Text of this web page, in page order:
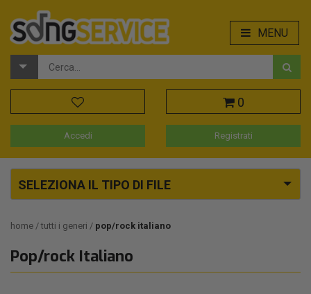
MENU
0
Accedi Registrati
SELEZIONA IL TIPO DI FILE
home tutti i generi pop/rock italiano
Pop/rock Italiano